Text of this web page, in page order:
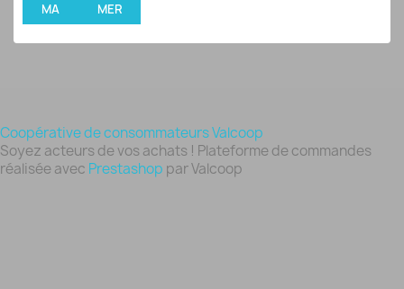
MA MER
Coopérative de consommateurs Valcoop
Soyez acteurs de vos achats ! Plateforme de commandes
réalisée avec Prestashop par Valcoop